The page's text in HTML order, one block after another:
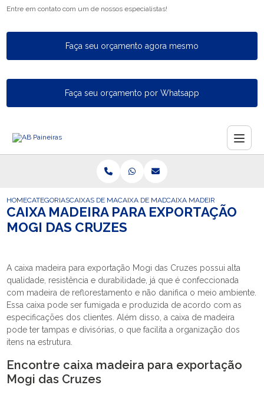
Entre em contato com um de nossos especialistas!
Faça seu orçamento agora mesmo
Faça seu orçamento por Whatsapp
HOMECATEGORIASCAIXAS DE MADEIRA PARA EXPORTACAO
CAIXA DE MADEIRA INDUSTRIAL PARA A
CAIXA MADEIRA PARA
CAIXA MADEIRA PARA EXPORTAÇÃO
MOGI DAS CRUZES
A caixa madeira para exportação Mogi das Cruzes possui alta
qualidade, resistência e durabilidade, já que é confeccionada
com madeira de reflorestamento e não danifica o meio ambiente.
Essa caixa pode ser fumigada e produzida de acordo com as
especificações dos clientes. Além disso, a caixa de madeira
pode ter tampas e divisórias, o que facilita a organização dos
itens na estrutura.
Encontre caixa madeira para exportação
Mogi das Cruzes